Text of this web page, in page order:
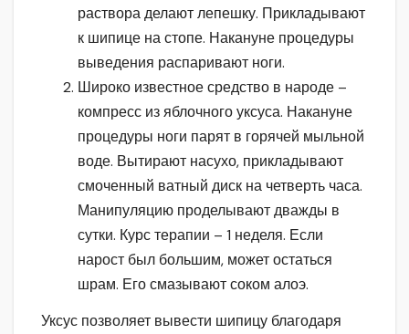
раствора делают лепешку. Прикладывают
к шипице на стопе. Накануне процедуры
выведения распаривают ноги.
Широко известное средство в народе –
компресс из яблочного уксуса. Накануне
процедуры ноги парят в горячей мыльной
воде. Вытирают насухо, прикладывают
смоченный ватный диск на четверть часа.
Манипуляцию проделывают дважды в
сутки. Курс терапии – 1 неделя. Если
нарост был большим, может остаться
шрам. Его смазывают соком алоэ.
Уксус позволяет вывести шипицу благодаря